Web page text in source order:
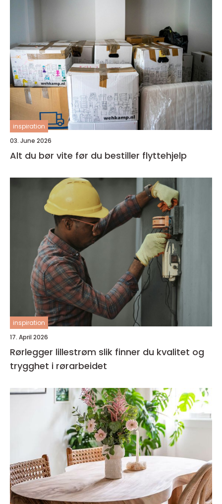
inspiration
03. June 2026
Alt du bør vite før du bestiller flyttehjelp
inspiration
17. April 2026
Rørlegger lillestrøm slik finner du kvalitet og
trygghet i rørarbeidet